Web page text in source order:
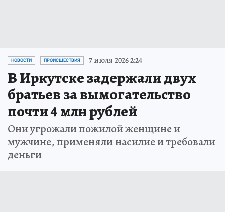
НОВОСТИ ПРОИСШЕСТВИЯ 7 июля 2026 2:24
В Иркутске задержали двух
братьев за вымогательство
почти 4 млн рублей
Они угрожали пожилой женщине и
мужчине, применяли насилие и требовали
деньги